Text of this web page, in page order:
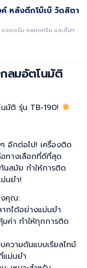
ค์ หลังตึกโบ๊เบ๊ วัดสิตา
วดเซรั่ม หลอดครีม และอื่นๆ
ลมอัตโนมัติ
มัติ รุ่น TB-190!
อีกต่อไป! เครื่องติด
ทางเลือกที่ดีที่สุด
สมัย ทำให้การติด
นยำ!
งคุณ:
ากได้อย่างแม่นยำ
มค่า ทำให้ทุกการติด
ความดันแบบเรียลไทม์
แม่นยำ